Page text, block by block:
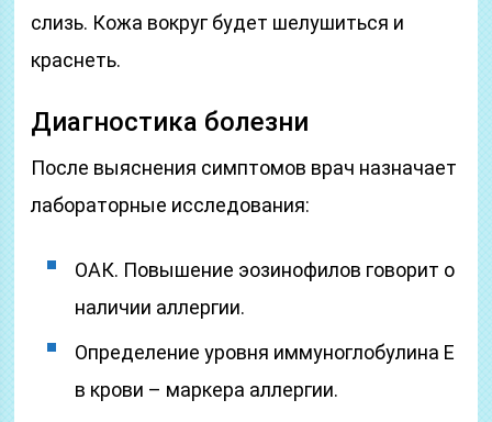
слизь. Кожа вокруг будет шелушиться и
краснеть.
Диагностика болезни
После выяснения симптомов врач назначает
лабораторные исследования:
ОАК. Повышение эозинофилов говорит о
наличии аллергии.
Определение уровня иммуноглобулина Е
в крови – маркера аллергии.